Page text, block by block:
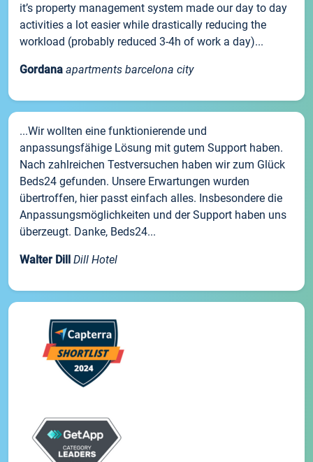
it’s property management system made our day to day
activities a lot easier while drastically reducing the
workload (probably reduced 3-4h of work a day)...
Gordana apartments barcelona city
...Wir wollten eine funktionierende und
anpassungsfähige Lösung mit gutem Support haben.
Nach zahlreichen Testversuchen haben wir zum Glück
Beds24 gefunden. Unsere Erwartungen wurden
übertroffen, hier passt einfach alles. Insbesondere die
Anpassungsmöglichkeiten und der Support haben uns
überzeugt. Danke, Beds24...
Walter Dill Dill Hotel